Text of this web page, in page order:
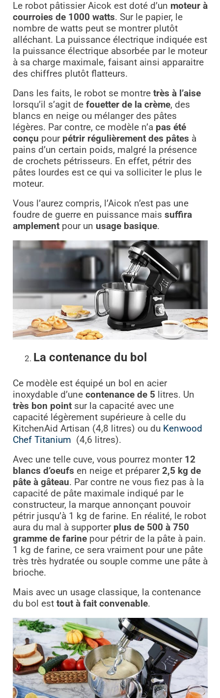
Le robot pâtissier Aicok est doté d’un moteur à
courroies de 1000 watts. Sur le papier, le
nombre de watts peut se montrer plutôt
alléchant. La puissance électrique indiquée est
la puissance électrique absorbée par le moteur
à sa charge maximale, faisant ainsi apparaitre
des chiffres plutôt flatteurs.
Dans les faits, le robot se montre très à l’aise
lorsqu’il s’agit de fouetter de la crème, des
blancs en neige ou mélanger des pâtes
légères. Par contre, ce modèle n’a pas été
conçu pour pétrir régulièrement des pâtes à
pains d’un certain poids, malgré la présence
de crochets pétrisseurs. En effet, pétrir des
pâtes lourdes est ce qui va solliciter le plus le
moteur.
Vous l’aurez compris, l’Aicok n’est pas une
foudre de guerre en puissance mais suffira
amplementpour un usage basique.
La contenance du bol
Ce modèle est équipé un bol en acier
inoxydable d’une contenance de 5 litres. Un
très bon pointsur la capacité avec une
capacité légèrement supérieure à celle du
KitchenAid Artisan (4,8 litres) ou du Kenwood
Chef Titanium (4,6 litres).
Avec une telle cuve, vous pourrez monter 12
blancs d’oeufs en neige et préparer2,5 kg de
pâte à gâteau. Par contre ne vous fiez pas à la
capacité de pâte maximale indiqué par le
constructeur, la marque annonçant pouvoir
pétrir jusqu’à 1 kg de farine. En réalité, le robot
aura du mal à supporter plus de 500 à 750
gramme de farinepour pétrir de la pâte à pain.
1 kg de farine, ce sera vraiment pour une pâte
très très hydratée ou souple comme une pâte à
brioche.
Mais avec un usage classique, la contenance
du bol est tout à fait convenable.